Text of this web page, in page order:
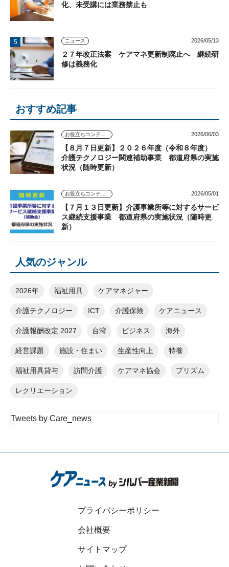
化、未受講には業務禁止も
ニュース 2026/05/13
２７年改正法案 ケアマネ更新制廃止へ 継続研
修は義務化
おすすめ記事
お役立ちコンテンツ 2026/06/03
【８月７日更新】２０２６年度（令和８年度）
介護テクノロジー関連補助事業 都道府県の実施
状況（随時更新）
お役立ちコンテンツ 2026/05/01
【７月１３日更新】介護事業所等に対するサービ
ス継続支援事業 都道府県の実施状況（随時更
新）
人気のジャンル
2026年 福祉用具 ケアマネジャー
介護テクノロジー ICT 介護保険 ケアニュース
介護報酬改定 2027 台湾 ビジネス 海外
経営課題 施設・住まい 生産性向上 特養
福祉用具貸与 訪問介護 ケアマネ協会 プリズム
レクリエーション
Tweets by Care_news
プライバシーポリシー
会社概要
サイトマップ